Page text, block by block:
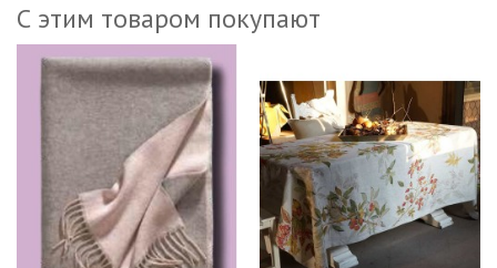
С этим товаром покупают